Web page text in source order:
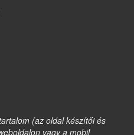
(az oldal készítői és
vagy a mobil